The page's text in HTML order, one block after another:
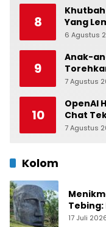
8
Yang
6 Agustus
9
Anak-
Anak
7 Agustus
10
OpenAI
Chat
7 Agustus
Kolom
Tebing:
Jogja
17 Juli